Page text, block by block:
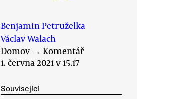
Benjamin Petruželka
Václav Walach
Domov → Komentář
1. června 2021 v 15.17
Související